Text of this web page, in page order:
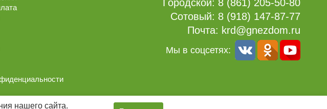
Городской: 8 (861) 205-50-80
Сотовый: 8 (918) 147-87-77
Почта: krd@gnezdom.ru
Мы в соцсетях:
нашего сайта.